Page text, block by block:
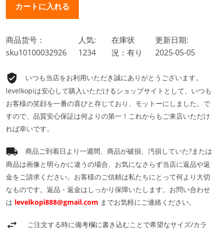
商品货号：
sku10100032926
人気:
1234
在庫状
況：有り
更新日期:
2025-05-05
いつも当店をお利用いただき誠にありがとうございます。
levelkopiは安心して購入いただけるショップサイトとして、いつも
お客様の笑顔を一番の喜びと存じており、モットーにしました。で
すので、品質安心保証は何よりの第一！これからもご来店いただけ
れば幸いです。
商品ご到着日より一週間、商品が破損、汚損していた?または
商品は画像と明らかに違うの場合、お気になさらず当店に返品や返
金をご請求ください。お客様のご信頼は私たちにとって何より大切
なものです。返品・返金はしっかり保障いたします。お問い合わせ
は levelkopi888@gmail.com までお気軽にご連絡ください。
ご注文する時に備考欄に書き込むことで希望なサイズ/カラ